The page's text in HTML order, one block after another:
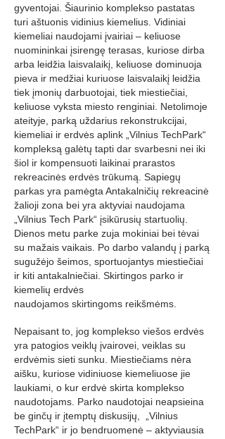
gyventojai. Šiaurinio komplekso pastatas
turi aštuonis vidinius kiemelius. Vidiniai
kiemeliai naudojami įvairiai – keliuose
nuomininkai įsirengę terasas, kuriose dirba
arba leidžia laisvalaikį, keliuose dominuoja
pieva ir medžiai kuriuose laisvalaikį leidžia
tiek įmonių darbuotojai, tiek miestiečiai,
keliuose vyksta miesto renginiai. Netolimoje
ateityje, parką uždarius rekonstrukcijai,
kiemeliai ir erdvės aplink „Vilnius TechPark“
kompleksą galėtų tapti dar svarbesni nei iki
šiol ir kompensuoti laikinai prarastos
rekreacinės erdvės trūkumą. Sapiegų
parkas yra pamėgta Antakalničių rekreacinė
žalioji zona bei yra aktyviai naudojama
„Vilnius Tech Park“ įsikūrusių startuolių.
Dienos metu parke zuja mokiniai bei tėvai
su mažais vaikais. Po darbo valandų į parką
sugužėjo šeimos, sportuojantys miestiečiai
ir kiti antakalniečiai. Skirtingos parko ir
kiemelių erdvės
naudojamos skirtingoms reikšmėms.
Nepaisant to, jog komplekso viešos erdvės
yra patogios veiklų įvairovei, veiklas su
erdvėmis sieti sunku. Miestiečiams nėra
aišku, kuriose vidiniuose kiemeliuose jie
laukiami, o kur erdvė skirta komplekso
naudotojams. Parko naudotojai neapsieina
be ginčų ir įtemptų diskusijų, „Vilnius
TechPark“ ir jo bendruomenė – aktyviausia